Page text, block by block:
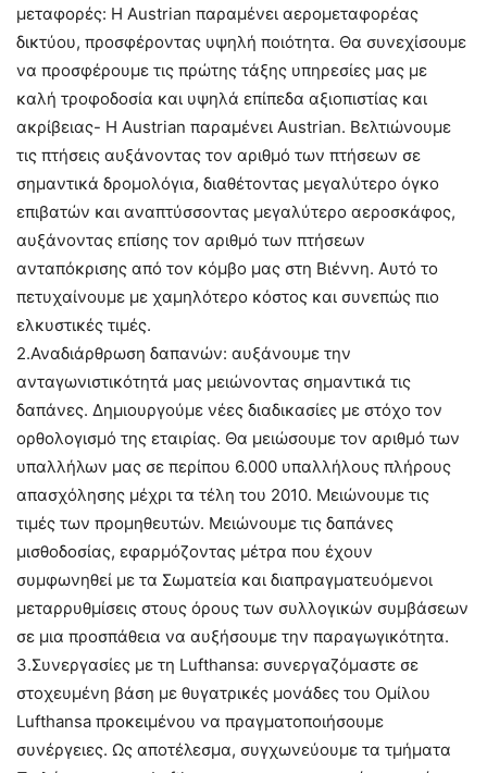
μεταφορές: Η Austrian παραμένει αερομεταφορέας
δικτύου, προσφέροντας υψηλή ποιότητα. Θα συνεχίσουμε
να προσφέρουμε τις πρώτης τάξης υπηρεσίες μας με
καλή τροφοδοσία και υψηλά επίπεδα αξιοπιστίας και
ακρίβειας- Η Austrian παραμένει Austrian. Βελτιώνουμε
τις πτήσεις αυξάνοντας τον αριθμό των πτήσεων σε
σημαντικά δρομολόγια, διαθέτοντας μεγαλύτερο όγκο
επιβατών και αναπτύσσοντας μεγαλύτερο αεροσκάφος,
αυξάνοντας επίσης τον αριθμό των πτήσεων
ανταπόκρισης από τον κόμβο μας στη Βιέννη. Αυτό το
πετυχαίνουμε με χαμηλότερο κόστος και συνεπώς πιο
ελκυστικές τιμές.
2.Αναδιάρθρωση δαπανών: αυξάνουμε την
ανταγωνιστικότητά μας μειώνοντας σημαντικά τις
δαπάνες. Δημιουργούμε νέες διαδικασίες με στόχο τον
ορθολογισμό της εταιρίας. Θα μειώσουμε τον αριθμό των
υπαλλήλων μας σε περίπου 6.000 υπαλλήλους πλήρους
απασχόλησης μέχρι τα τέλη του 2010. Μειώνουμε τις
τιμές των προμηθευτών. Μειώνουμε τις δαπάνες
μισθοδοσίας, εφαρμόζοντας μέτρα που έχουν
συμφωνηθεί με τα Σωματεία και διαπραγματευόμενοι
μεταρρυθμίσεις στους όρους των συλλογικών συμβάσεων
σε μια προσπάθεια να αυξήσουμε την παραγωγικότητα.
3.Συνεργασίες με τη Lufthansa: συνεργαζόμαστε σε
στοχευμένη βάση με θυγατρικές μονάδες του Ομίλου
Lufthansa προκειμένου να πραγματοποιήσουμε
συνέργειες. Ως αποτέλεσμα, συγχωνεύουμε τα τμήματα